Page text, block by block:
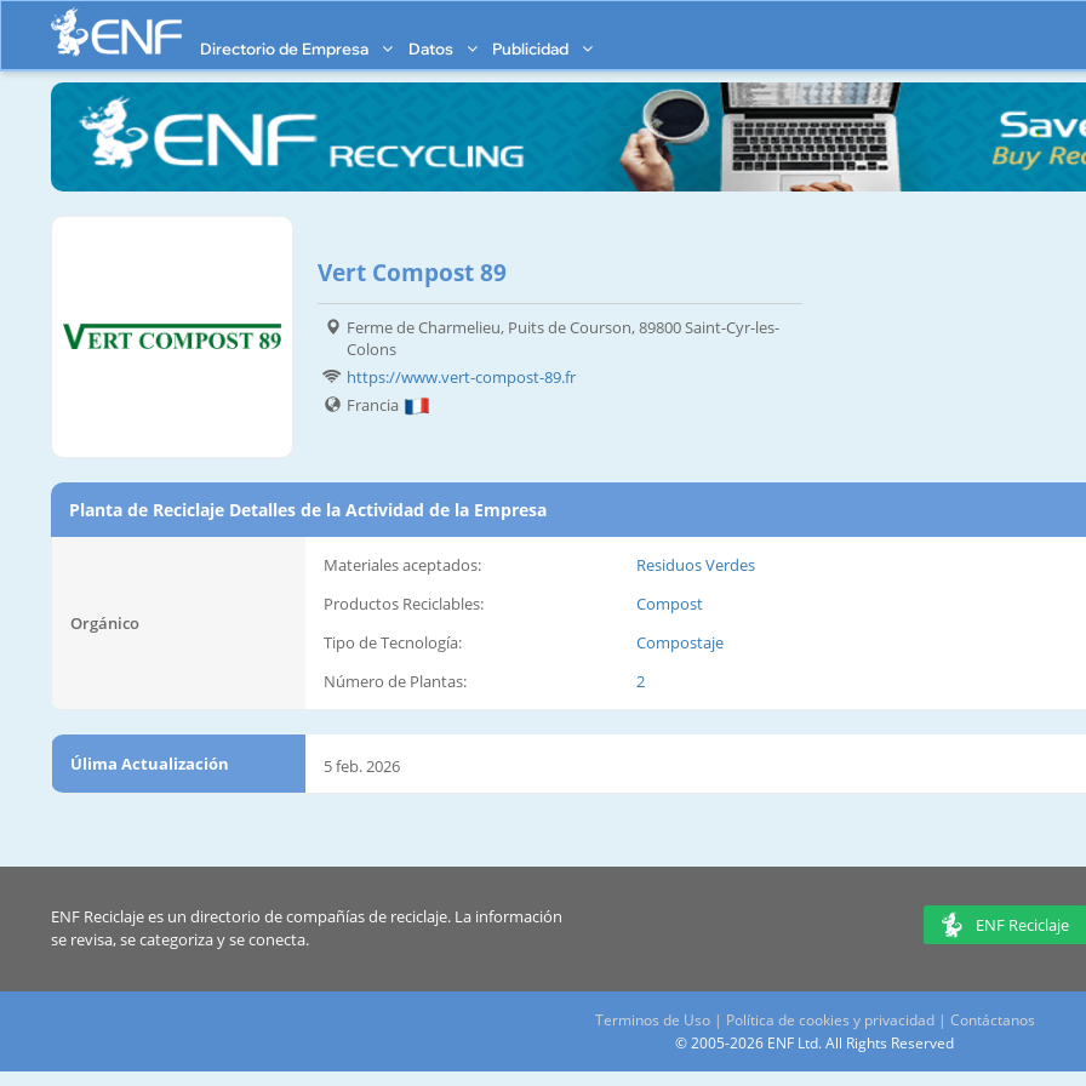
Directorio de Empresa Datos Publicidad
Vert Compost 89
Ferme de Charmelieu, Puits de Courson, 89800 Saint-Cyr-les-
Colons
https://www.vert-compost-89.fr
Francia
Planta de Reciclaje Detalles de la Actividad de la Empresa
Orgánico
Materiales aceptados:
Residuos Verdes
Productos Reciclables:
Compost
Tipo de Tecnología:
Compostaje
Número de Plantas:
2
Úlima Actualización 5 feb. 2026
ENF Reciclaje es un directorio de compañías de reciclaje. La información
se revisa, se categoriza y se conecta.
ENF Reciclaje
Terminos de Uso| Política de cookies y privacidad| Contáctanos
© 2005-2026 ENF Ltd. All Rights Reserved